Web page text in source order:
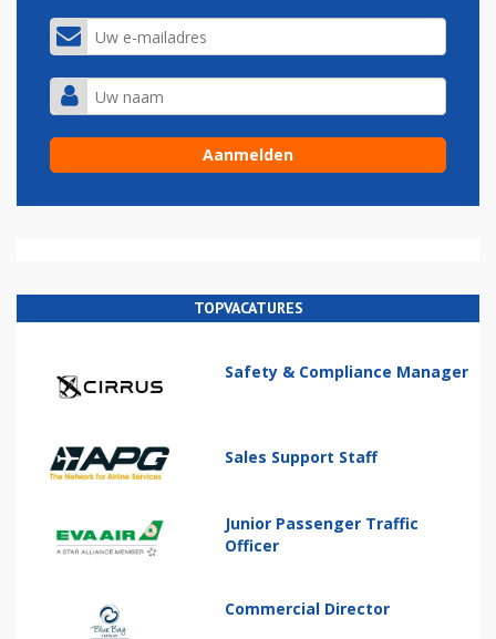
TOPVACATURES
Safety & Compliance Manager
Sales Support Staff
Junior Passenger Traffic
Officer
Commercial Director